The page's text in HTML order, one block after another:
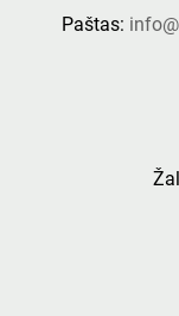
Paštas: